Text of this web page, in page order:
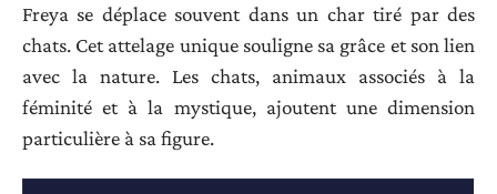
Freya se déplace souvent dans un char tiré par des
chats. Cet attelage unique souligne sa grâce et son lien
avec la nature. Les chats, animaux associés à la
féminité et à la mystique, ajoutent une dimension
particulière à sa figure.